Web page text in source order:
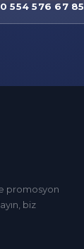
554 576 67 85
promosyon
biz